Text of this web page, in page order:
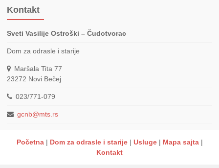
Kontakt
Sveti Vasilije Ostroški – Čudotvorac
Dom za odrasle i starije
Maršala Tita 77
23272 Novi Bečej
023/771-079
gcnb@mts.rs
Početna Dom za odrasle i starije Usluge
Mapa sajta
Kontakt